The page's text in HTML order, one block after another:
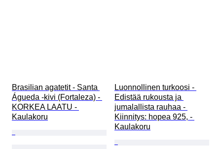
Brasilian agatetit - Santa
Águeda -kivi (Fortaleza) -
KORKEA LAATU -
Kaulakoru
Luonnollinen turkoosi -
Edistää rukousta ja
jumalallista rauhaa -
Kiinnitys: hopea 925, -
Kaulakoru